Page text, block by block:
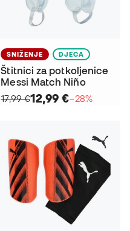
SNIŽENJE DJECA
Štitnici za potkoljenice
Messi Match Niño
17,99 €12,99 €−28%